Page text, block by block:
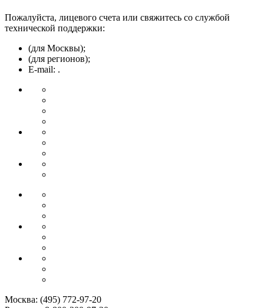
Пожалуйста, лицевого счета или свяжитесь со службой
технической поддержки:
(для Москвы);
(для регионов);
E-mail: .
Москва: (495) 772-97-20